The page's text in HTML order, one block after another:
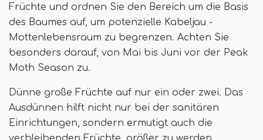
Früchte und ordnen Sie den Bereich um die Basis
des Baumes auf, um potenzielle Kabeljau -
Mottenlebensraum zu begrenzen. Achten Sie
besonders darauf, von Mai bis Juni vor der Peak
Moth Season zu.
Dünne große Früchte auf nur ein oder zwei. Das
Ausdünnen hilft nicht nur bei der sanitären
Einrichtungen, sondern ermutigt auch die